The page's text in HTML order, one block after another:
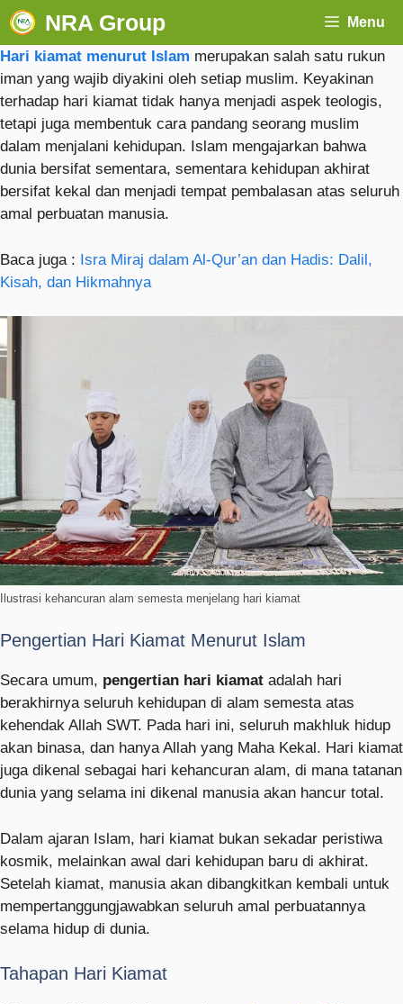
NRA Group Menu
Hari kiamat menurut Islam merupakan salah satu rukun
iman yang wajib diyakini oleh setiap muslim. Keyakinan
terhadap hari kiamat tidak hanya menjadi aspek teologis,
tetapi juga membentuk cara pandang seorang muslim
dalam menjalani kehidupan. Islam mengajarkan bahwa
dunia bersifat sementara, sementara kehidupan akhirat
bersifat kekal dan menjadi tempat pembalasan atas seluruh
amal perbuatan manusia.
Baca juga : Isra Miraj dalam Al-Qur’an dan Hadis: Dalil,
Kisah, dan Hikmahnya
Ilustrasi kehancuran alam semesta menjelang hari kiamat
Pengertian Hari Kiamat Menurut Islam
Secara umum, pengertian hari kiamat adalah hari
berakhirnya seluruh kehidupan di alam semesta atas
kehendak Allah SWT. Pada hari ini, seluruh makhluk hidup
akan binasa, dan hanya Allah yang Maha Kekal. Hari kiamat
juga dikenal sebagai hari kehancuran alam, di mana tatanan
dunia yang selama ini dikenal manusia akan hancur total.
Dalam ajaran Islam, hari kiamat bukan sekadar peristiwa
kosmik, melainkan awal dari kehidupan baru di akhirat.
Setelah kiamat, manusia akan dibangkitkan kembali untuk
mempertanggungjawabkan seluruh amal perbuatannya
selama hidup di dunia.
Tahapan Hari Kiamat